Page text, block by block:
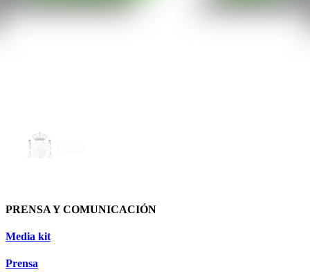
PRENSA Y COMUNICACIÓN
Media kit
Prensa